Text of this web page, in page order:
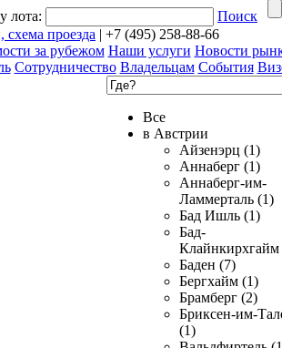
лота:
Поиск
проезда | +7 (495) 258-88-66
за рубежом Наши услуги Новости
Сотрудничество Владельцам События
Все
в Австрии
Айзенэрц (1)
Аннаберг (1)
Аннаберг-им-
Ламмерталь (1)
Бад Ишль (1)
Бад-
Клайнкирхгайм
Баден (7)
Бергхайм (1)
Брамберг (2)
Бриксен-им-
(1)